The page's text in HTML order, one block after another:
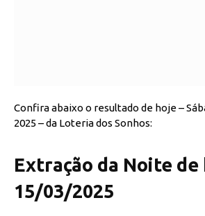
Confira abaixo o resultado de hoje –
2025 – da Loteria dos Sonhos:
Extração da Noite de
15/03/2025